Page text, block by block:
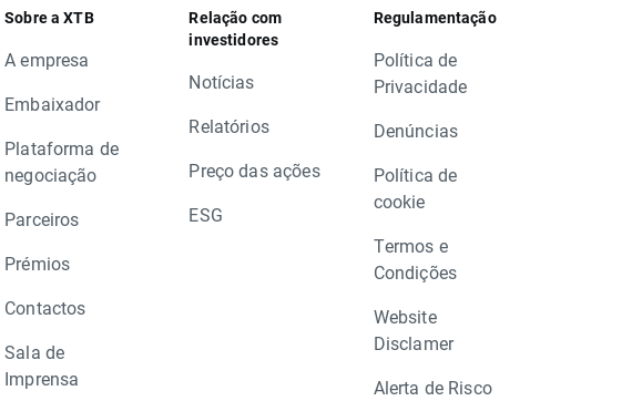
Sobre a XTB
A empresa
Embaixador
Plataforma de
negociação
Parceiros
Prémios
Contactos
Sala de
Imprensa
Relação com
investidores
Notícias
Relatórios
Preço das ações
ESG
Regulamentação
Política de
Privacidade
Denúncias
Política de
cookie
Termos e
Condições
Website
Disclamer
Alerta de Risco